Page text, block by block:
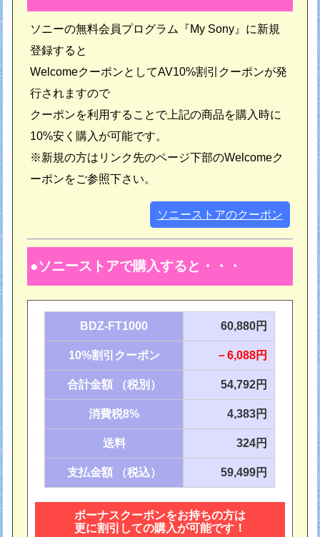
ソニーの無料会員プログラム『My Sony』に新規
登録すると
WelcomeクーポンとしてAV10%割引クーポンが発
行されますので
クーポンを利用することで上記の商品を購入時に
10%安く購入が可能です。
※新規の方はリンク先のページ下部のWelcomeク
ーポンをご参照下さい。
ソニーストアのクーポン
ソニーストアで購入すると・・・
BDZ-FT1000 60,880円
10%割引クーポン －6,088円
合計金額 （税別） 54,792円
消費税8% 4,383円
送料 324円
支払金額 （税込） 59,499円
ボーナスクーポンをお持ちの方は
更に割引しての購入が可能です！